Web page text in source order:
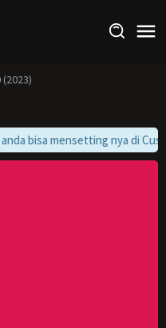
bisa mensetting nya di